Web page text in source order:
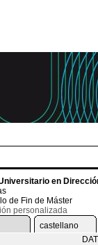
en
de Fin de Máster
personalizada
castellano